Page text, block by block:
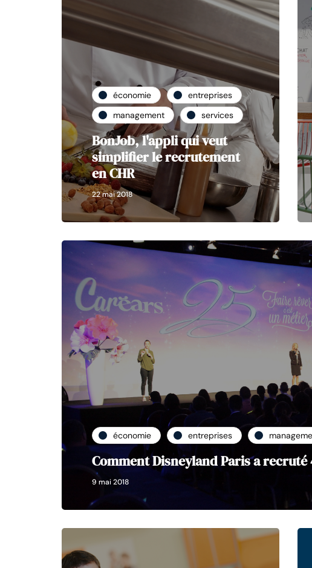
économie
entreprises
management
services
BonJob, l'appli qui veut
simplifier le recrutement
en CHR
22 mai 2018
économie entreprises
Comment Disneyland Paris a
9 mai 2018